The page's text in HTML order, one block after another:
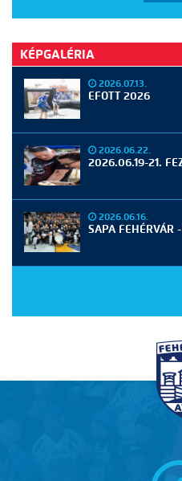
KÉPGALÉRIA
2026.07.13.
EFOTT 2026
2026.06.22.
2026.06.19-21.
2026.06.16.
SAPA FEHÉRVÁR